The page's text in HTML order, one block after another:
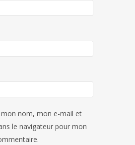
mon nom, mon e-mail et
le navigateur pour mon